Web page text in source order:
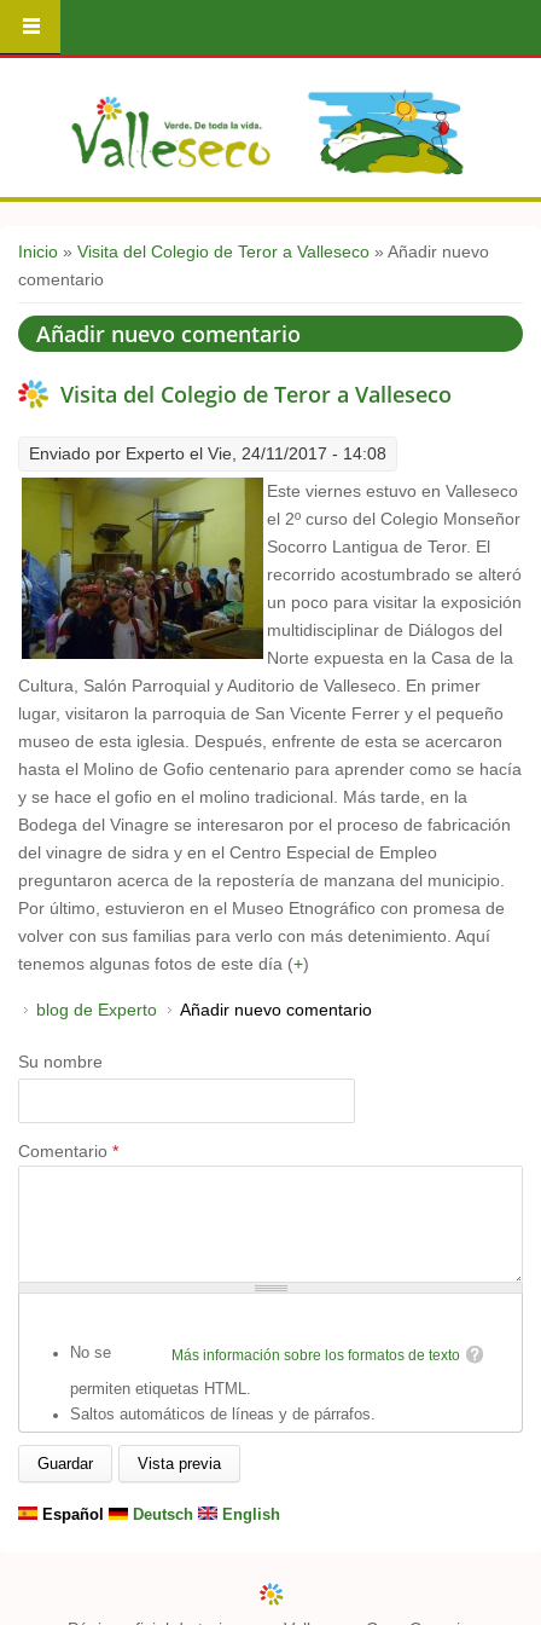
Usted está aquí
Inicio » Visita del Colegio de Teror a Valleseco » Añadir nuevo
comentario
Añadir nuevo comentario
Visita del Colegio de Teror a Valleseco
Enviado por Experto el Vie, 24/11/2017 - 14:08
Este viernes estuvo en Valleseco
el 2º curso del Colegio Monseñor
Socorro Lantigua de Teror. El
recorrido acostumbrado se alteró
un poco para visitar la exposición
multidisciplinar de Diálogos del
Norte expuesta en la Casa de la
Cultura, Salón Parroquial y Auditorio de Valleseco. En primer
lugar, visitaron la parroquia de San Vicente Ferrer y el pequeño
museo de esta iglesia. Después, enfrente de esta se acercaron
hasta el Molino de Gofio centenario para aprender como se hacía
y se hace el gofio en el molino tradicional. Más tarde, en la
Bodega del Vinagre se interesaron por el proceso de fabricación
del vinagre de sidra y en el Centro Especial de Empleo
preguntaron acerca de la repostería de manzana del municipio.
Por último, estuvieron en el Museo Etnográfico con promesa de
volver con sus familias para verlo con más detenimiento. Aquí
tenemos algunas fotos de este día (+)
blog de Experto Añadir nuevo comentario
Su nombre
Comentario *
Más información sobre los formatos de texto
No se
permiten etiquetas HTML.
Saltos automáticos de líneas y de párrafos.
Español Deutsch English